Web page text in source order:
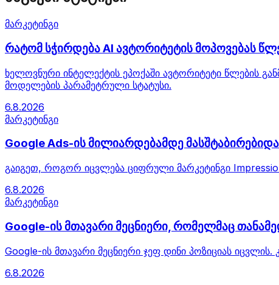
მარკეტინგი
რატომ სჭირდება AI ავტორიტეტის მოპოვებას
ხელოვნური ინტელექტის ეპოქაში ავტორიტეტი წლების
მოდელების პარამეტრული სტატუსი.
6.8.2026
მარკეტინგი
Google Ads-ის მილიარდებამდე
გაიგეთ, როგორ იცვლება ციფრული მარკეტინგი
6.8.2026
მარკეტინგი
Google-ის მთავარი მეცნიერი, რომელმაც
Google-ის მთავარი მეცნიერი ჯეფ დინი პოზიციას
6.8.2026